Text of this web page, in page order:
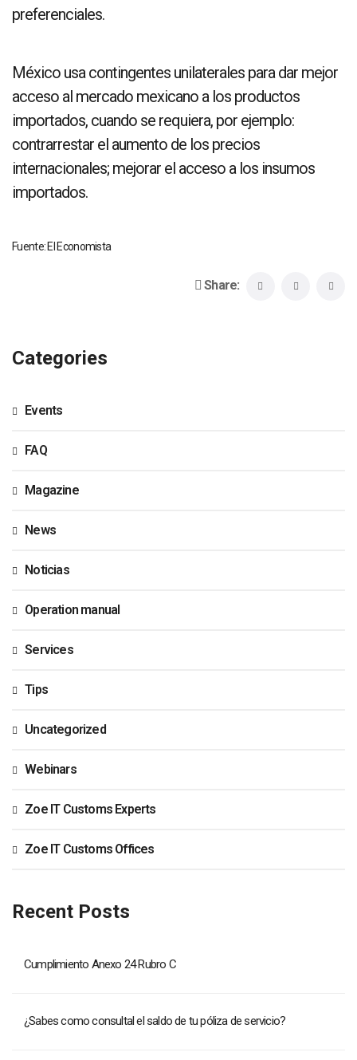
preferenciales.
México usa contingentes unilaterales para dar mejor
acceso al mercado mexicano a los productos
importados, cuando se requiera, por ejemplo:
contrarrestar el aumento de los precios
internacionales; mejorar el acceso a los insumos
importados.
Fuente: El Economista
Share:
Categories
Events
FAQ
Magazine
News
Noticias
Operation manual
Services
Tips
Uncategorized
Webinars
Zoe IT Customs Experts
Zoe IT Customs Offices
Recent Posts
Cumplimiento Anexo 24 Rubro C
¿Sabes como consultal el saldo de tu póliza de servicio?